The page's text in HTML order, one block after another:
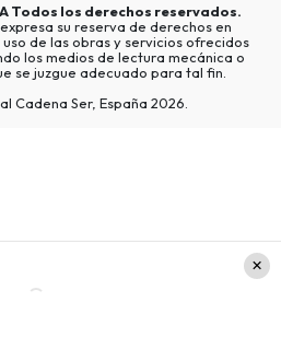
Todos los derechos reservados.
expresa su reserva de derechos en
de las obras y servicios ofrecidos
los medios de lectura mecánica o
se juzgue adecuado para tal fin.
Cadena Ser, España 2026.